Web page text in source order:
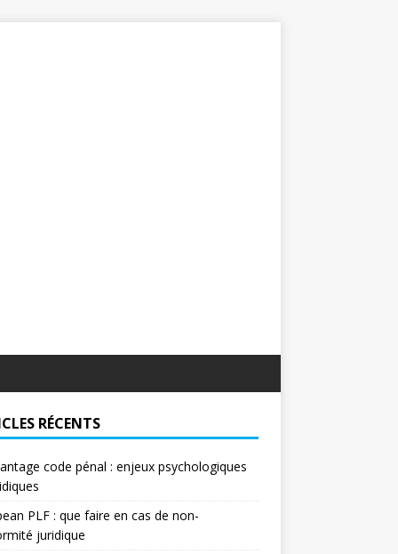
RÉCENTS
code pénal : enjeux psychologiques
PLF : que faire en cas de non-
juridique